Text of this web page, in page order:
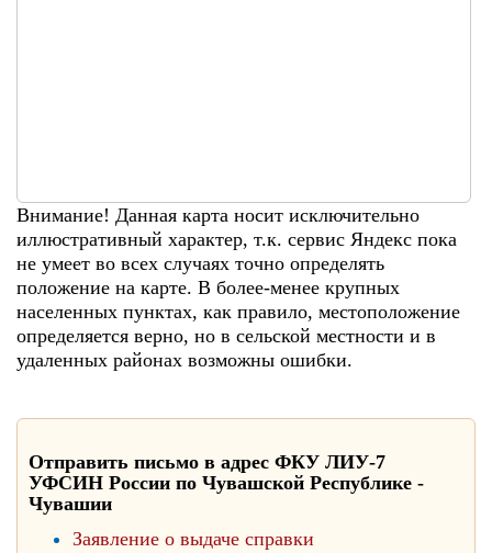
Внимание! Данная карта носит исключительно
иллюстративный характер, т.к. сервис Яндекс пока
не умеет во всех случаях точно определять
положение на карте. В более-менее крупных
населенных пунктах, как правило, местоположение
определяется верно, но в сельской местности и в
удаленных районах возможны ошибки.
Отправить письмо в адрес ФКУ ЛИУ-7
УФСИН России по Чувашской Республике -
Чувашии
Заявление о выдаче справки